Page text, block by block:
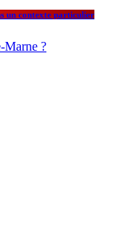
un contexte particulier